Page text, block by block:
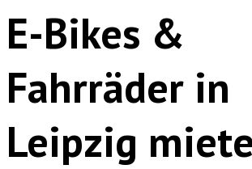
E-Bikes &
Fahrräder in
Leipzig